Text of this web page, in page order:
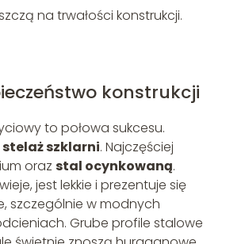
na trwałości konstrukcji.
konstrukcji
to połowa sukcesu.
stelaż szklarni. Najczęściej
oraz stal ocynkowaną.
jest lekkie i prezentuje się
szczególnie w modnych
Grube profile stalowe